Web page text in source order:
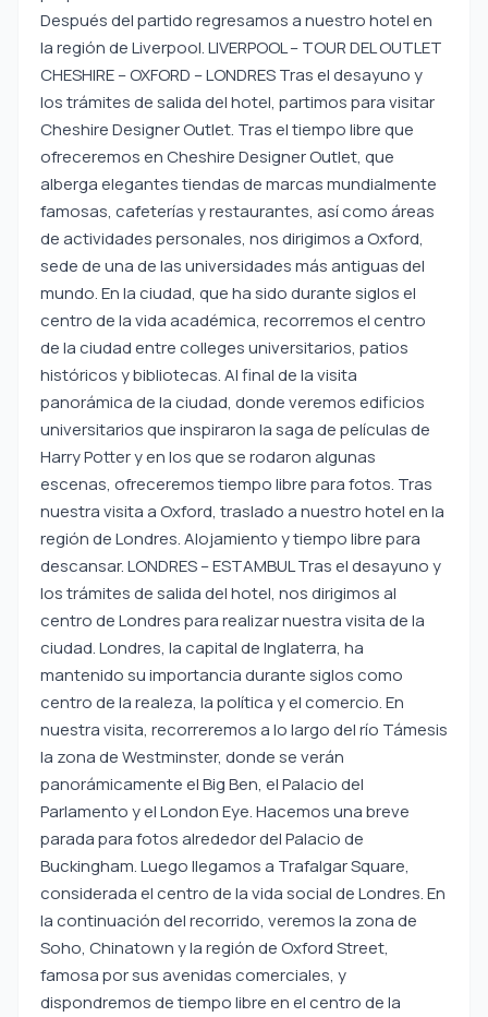
Después del partido regresamos a nuestro hotel en
la región de Liverpool. LIVERPOOL – TOUR DEL OUTLET
CHESHIRE – OXFORD – LONDRES Tras el desayuno y
los trámites de salida del hotel, partimos para visitar
Cheshire Designer Outlet. Tras el tiempo libre que
ofreceremos en Cheshire Designer Outlet, que
alberga elegantes tiendas de marcas mundialmente
famosas, cafeterías y restaurantes, así como áreas
de actividades personales, nos dirigimos a Oxford,
sede de una de las universidades más antiguas del
mundo. En la ciudad, que ha sido durante siglos el
centro de la vida académica, recorremos el centro
de la ciudad entre colleges universitarios, patios
históricos y bibliotecas. Al final de la visita
panorámica de la ciudad, donde veremos edificios
universitarios que inspiraron la saga de películas de
Harry Potter y en los que se rodaron algunas
escenas, ofreceremos tiempo libre para fotos. Tras
nuestra visita a Oxford, traslado a nuestro hotel en la
región de Londres. Alojamiento y tiempo libre para
descansar. LONDRES – ESTAMBUL Tras el desayuno y
los trámites de salida del hotel, nos dirigimos al
centro de Londres para realizar nuestra visita de la
ciudad. Londres, la capital de Inglaterra, ha
mantenido su importancia durante siglos como
centro de la realeza, la política y el comercio. En
nuestra visita, recorreremos a lo largo del río Támesis
la zona de Westminster, donde se verán
panorámicamente el Big Ben, el Palacio del
Parlamento y el London Eye. Hacemos una breve
parada para fotos alrededor del Palacio de
Buckingham. Luego llegamos a Trafalgar Square,
considerada el centro de la vida social de Londres. En
la continuación del recorrido, veremos la zona de
Soho, Chinatown y la región de Oxford Street,
famosa por sus avenidas comerciales, y
dispondremos de tiempo libre en el centro de la